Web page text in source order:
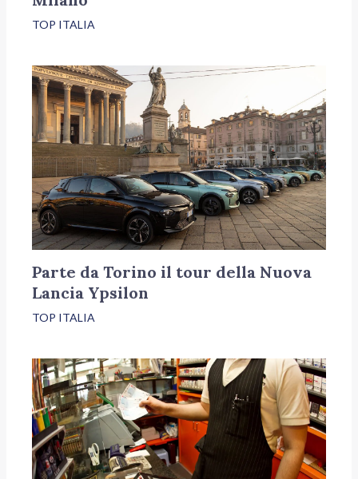
TOP ITALIA
Parte da Torino il tour della Nuova
Lancia Ypsilon
TOP ITALIA